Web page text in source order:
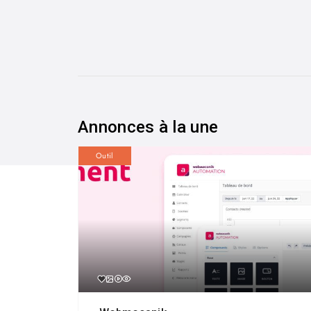
Annonces à la une
Outil